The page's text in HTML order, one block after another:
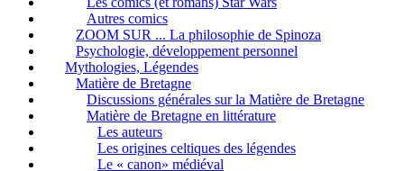
Autres comics
ZOOM SUR ... La philosophie de Spinoza
Psychologie, développement personnel
Mythologies, Légendes
Matière de Bretagne
Discussions générales sur la Matière de Bretagne
Matière de Bretagne en littérature
Les auteurs
Les origines celtiques des légendes
Le « canon» médiéval